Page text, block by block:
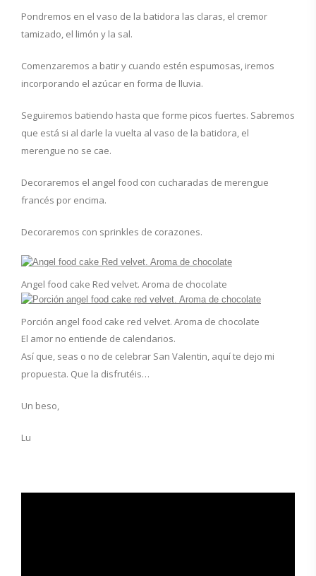
Pondremos en el vaso de la batidora las claras, el cremor
tamizado, el limón y la sal.
Comenzaremos a batir y cuando estén espumosas, iremos
incorporando el azúcar en forma de lluvia.
Seguiremos batiendo hasta que forme picos fuertes. Sabremos
que está si al darle la vuelta al vaso de la batidora, el
merengue no se cae.
Decoraremos el angel food con cucharadas de merengue
francés por encima.
Decoraremos con sprinkles de corazones.
Angel food cake Red velvet. Aroma de chocolate
Porción angel food cake red velvet. Aroma de chocolate
El amor no entiende de calendarios.
Así que, seas o no de celebrar San Valentin, aquí te dejo mi
propuesta. Que la disfrutéis…
Un beso,
Lu